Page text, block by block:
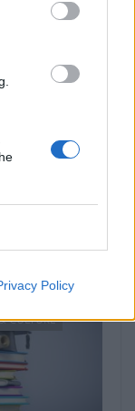
Policy
τραγουδίστρια
ΆΡΘΡΟ
συναυλία τον
Σεπτέβριο στο
θέατρο του
CULTURE